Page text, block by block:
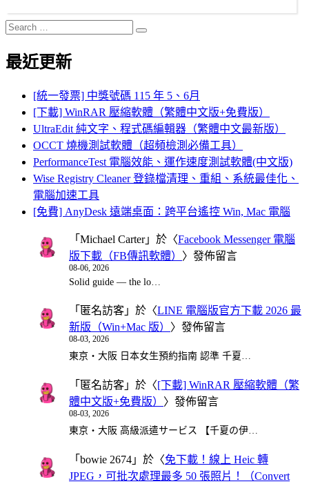
Search
for:
Search
最近更新
[統一發票] 中獎號碼 115 年 5、6月
[下載] WinRAR 壓縮軟體（繁體中文版+免費版）
UltraEdit 純文字、程式碼編輯器（繁體中文最新版）
OCCT 燒機測試軟體（超頻檢測必備工具）
PerformanceTest 電腦效能、運作速度測試軟體(中文版)
Wise Registry Cleaner 登錄檔清理、重組、系統最佳化、
電腦加速工具
[免費] AnyDesk 遠端桌面：跨平台遙控 Win, Mac 電腦
「 Michael Carter」於〈Facebook Messenger 電腦
版下載（FB傳訊軟體） 〉發佈留言
08-06, 2026
Solid guide — the lo…
「 匿名訪客 」於〈LINE 電腦版官方下載 2026 最
新版（Win+Mac 版） 〉發佈留言
08-03, 2026
東京・大阪 日本女生預約指南 認準 千夏…
「 匿名訪客 」於〈[下載] WinRAR 壓縮軟體（繁
體中文版+免費版） 〉發佈留言
08-03, 2026
東京・大阪 高級派遣サービス 【千夏の伊…
「 bowie 2674 」於〈免下載！線上 Heic 轉
JPEG，可批次處理最多 50 張照片！（Convert